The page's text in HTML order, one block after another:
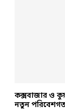
কক্সবাজার ও
নতুন পরিবেশগত